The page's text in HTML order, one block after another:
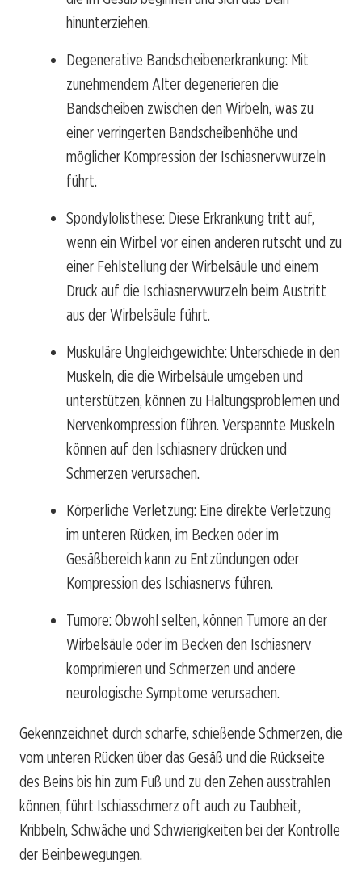
hinunterziehen.
Degenerative Bandscheibenerkrankung: Mit
zunehmendem Alter degenerieren die
Bandscheiben zwischen den Wirbeln, was zu
einer verringerten Bandscheibenhöhe und
möglicher Kompression der Ischiasnervwurzeln
führt.
Spondylolisthese: Diese Erkrankung tritt auf,
wenn ein Wirbel vor einen anderen rutscht und zu
einer Fehlstellung der Wirbelsäule und einem
Druck auf die Ischiasnervwurzeln beim Austritt
aus der Wirbelsäule führt.
Muskuläre Ungleichgewichte: Unterschiede in den
Muskeln, die die Wirbelsäule umgeben und
unterstützen, können zu Haltungsproblemen und
Nervenkompression führen. Verspannte Muskeln
können auf den Ischiasnerv drücken und
Schmerzen verursachen.
Körperliche Verletzung: Eine direkte Verletzung
im unteren Rücken, im Becken oder im
Gesäßbereich kann zu Entzündungen oder
Kompression des Ischiasnervs führen.
Tumore: Obwohl selten, können Tumore an der
Wirbelsäule oder im Becken den Ischiasnerv
komprimieren und Schmerzen und andere
neurologische Symptome verursachen.
Gekennzeichnet durch scharfe, schießende Schmerzen, die
vom unteren Rücken über das Gesäß und die Rückseite
des Beins bis hin zum Fuß und zu den Zehen ausstrahlen
können, führt Ischiasschmerz oft auch zu Taubheit,
Kribbeln, Schwäche und Schwierigkeiten bei der Kontrolle
der Beinbewegungen.